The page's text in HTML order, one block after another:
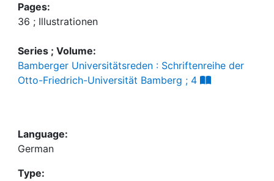
Pages:
36 ; Illustrationen
Series ; Volume:
Bamberger Universitätsreden : Schriftenreihe der
Otto-Friedrich-Universität Bamberg ; 4
Language:
German
Type: